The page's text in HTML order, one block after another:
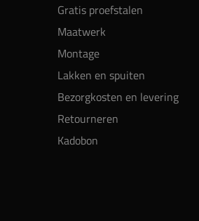
Gratis proefstalen
Maatwerk
Montage
Lakken en spuiten
Bezorgkosten en levering
Retourneren
Kadobon